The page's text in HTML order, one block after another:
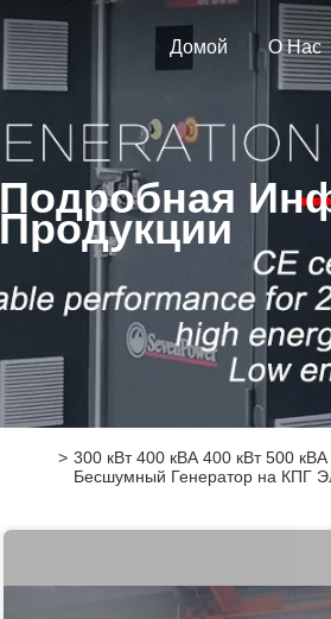
Домой О Нас
Подробная
Продукции
> 300 кВт 400 кВА 400 кВт 500
Бесшумный Генератор на КПГ